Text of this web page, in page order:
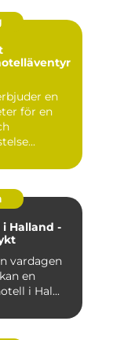
en
för en
Halland -
vardagen
en
i Hal...